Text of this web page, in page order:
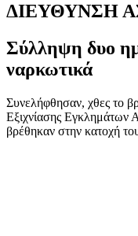
ΔΙΕΥΘΥΝΣΗ
Σύλληψη δυο
ναρκωτικά
Συνελήφθησαν, χθες το
Εξιχνίασης Εγκλημάτων
βρέθηκαν στην κατοχή